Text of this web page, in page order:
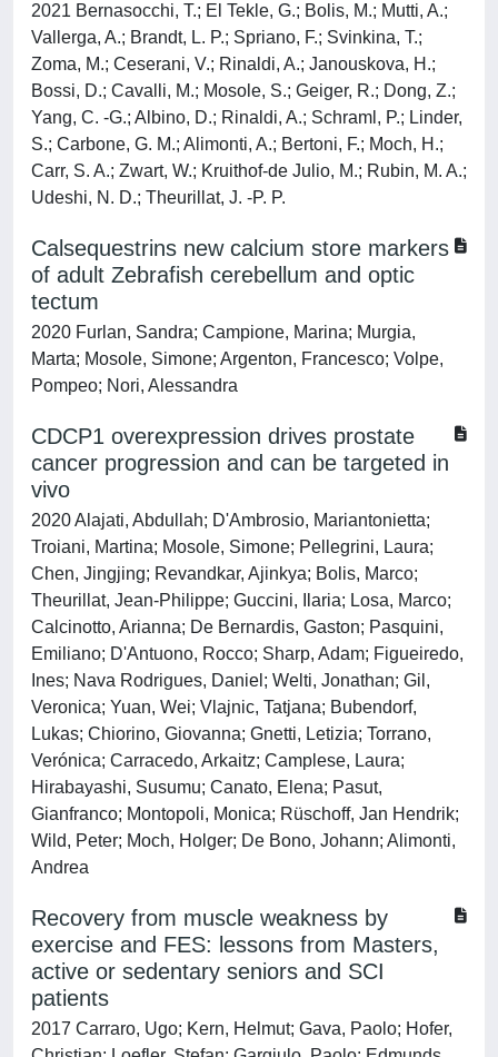
2021 Bernasocchi, T.; El Tekle, G.; Bolis, M.; Mutti, A.;
Vallerga, A.; Brandt, L. P.; Spriano, F.; Svinkina, T.;
Zoma, M.; Ceserani, V.; Rinaldi, A.; Janouskova, H.;
Bossi, D.; Cavalli, M.; Mosole, S.; Geiger, R.; Dong, Z.;
Yang, C. -G.; Albino, D.; Rinaldi, A.; Schraml, P.; Linder,
S.; Carbone, G. M.; Alimonti, A.; Bertoni, F.; Moch, H.;
Carr, S. A.; Zwart, W.; Kruithof-de Julio, M.; Rubin, M. A.;
Udeshi, N. D.; Theurillat, J. -P. P.
Calsequestrins new calcium store markers
of adult Zebrafish cerebellum and optic
tectum
2020 Furlan, Sandra; Campione, Marina; Murgia,
Marta; Mosole, Simone; Argenton, Francesco; Volpe,
Pompeo; Nori, Alessandra
CDCP1 overexpression drives prostate
cancer progression and can be targeted in
vivo
2020 Alajati, Abdullah; D'Ambrosio, Mariantonietta;
Troiani, Martina; Mosole, Simone; Pellegrini, Laura;
Chen, Jingjing; Revandkar, Ajinkya; Bolis, Marco;
Theurillat, Jean-Philippe; Guccini, Ilaria; Losa, Marco;
Calcinotto, Arianna; De Bernardis, Gaston; Pasquini,
Emiliano; D'Antuono, Rocco; Sharp, Adam; Figueiredo,
Ines; Nava Rodrigues, Daniel; Welti, Jonathan; Gil,
Veronica; Yuan, Wei; Vlajnic, Tatjana; Bubendorf,
Lukas; Chiorino, Giovanna; Gnetti, Letizia; Torrano,
Verónica; Carracedo, Arkaitz; Camplese, Laura;
Hirabayashi, Susumu; Canato, Elena; Pasut,
Gianfranco; Montopoli, Monica; Rüschoff, Jan Hendrik;
Wild, Peter; Moch, Holger; De Bono, Johann; Alimonti,
Andrea
Recovery from muscle weakness by
exercise and FES: lessons from Masters,
active or sedentary seniors and SCI
patients
2017 Carraro, Ugo; Kern, Helmut; Gava, Paolo; Hofer,